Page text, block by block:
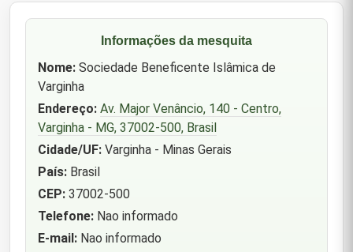
Informações da mesquita
Nome:Sociedade Beneficente Islâmica de
Varginha
Endereço: Av. Major Venâncio, 140 - Centro,
Varginha - MG, 37002-500, Brasil
Cidade/UF:Varginha - Minas Gerais
País:Brasil
CEP:37002-500
Telefone:Nao informado
E-mail:Nao informado